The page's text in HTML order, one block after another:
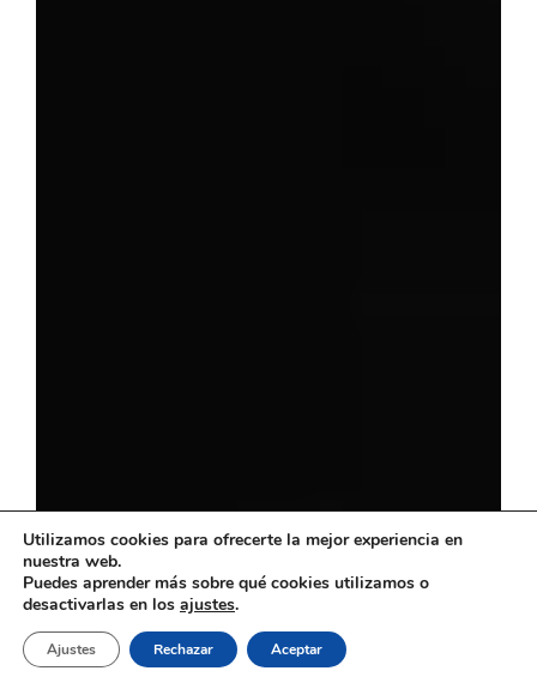
Utilizamos cookies para ofrecerte la mejor experiencia en
nuestra web.
Puedes aprender más sobre qué cookies utilizamos o
desactivarlas en los ajustes.
Aceptar
Rechazar
Ajustes